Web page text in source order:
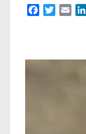
FacebookTwitterEmail